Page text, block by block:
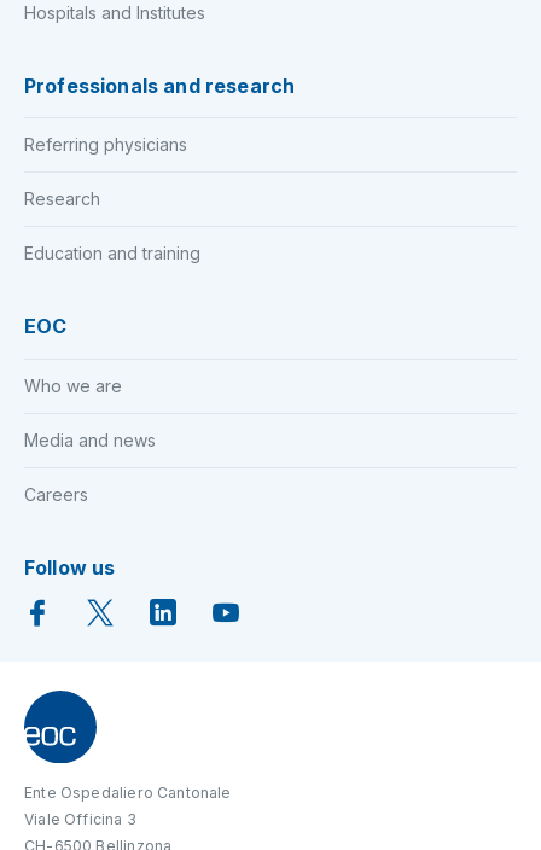
Hospitals and Institutes
Professionals and research
Referring physicians
Research
Education and training
EOC
Who we are
Media and news
Careers
Follow us
Ente Ospedaliero Cantonale
Viale Officina 3
CH-6500 Bellinzona